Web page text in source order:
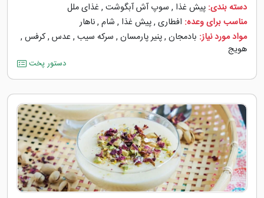
دسته بندی: پیش غذا , سوپ آش آبگوشت , غذای ملل
مناسب برای وعده: افطاری ,پیش غذا , شام ,ناهار
مواد مورد نیاز: بادمجان ,پنیر پارمسان , سرکه سیب , عدس ,کرفس ,
هویج
دستور پخت